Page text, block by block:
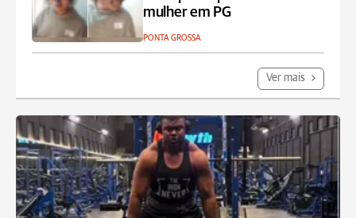
mulher em PG
PONTA GROSSA
Ver mais